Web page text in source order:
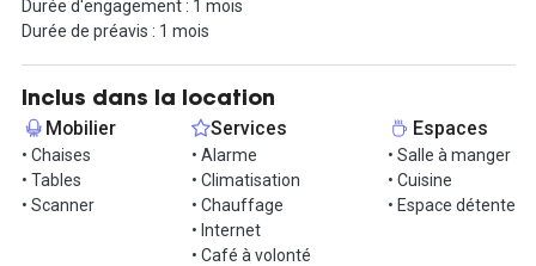
devant l’Opéra Municipal.
L'ambiance est très familiale et tout est fait pour que vous vous
sentiez comme chez vous. Cet espace de travail est idéal pour
des free-lances qui souhaitent changer d'environnement et
rentrer du monde. Les espaces communs sont fraîchement
décorés, une toute nouvelle machine à café dernière génération
est à votre disposition. Enfin différentes salles de travail sont à
votre disposition au choix.
Tout est fait ici pour faciliter les échanges.
Durée d'engagement : 1 mois
Durée de préavis : 1 mois
Inclus dans la location
Mobilier
• Chaises
• Tables
• Scanner
Services
• Alarme
• Climatisation
• Chauffage
• Internet
• Café à volonté
Espaces
• Salle à manger
• Cuisine
• Espace détente